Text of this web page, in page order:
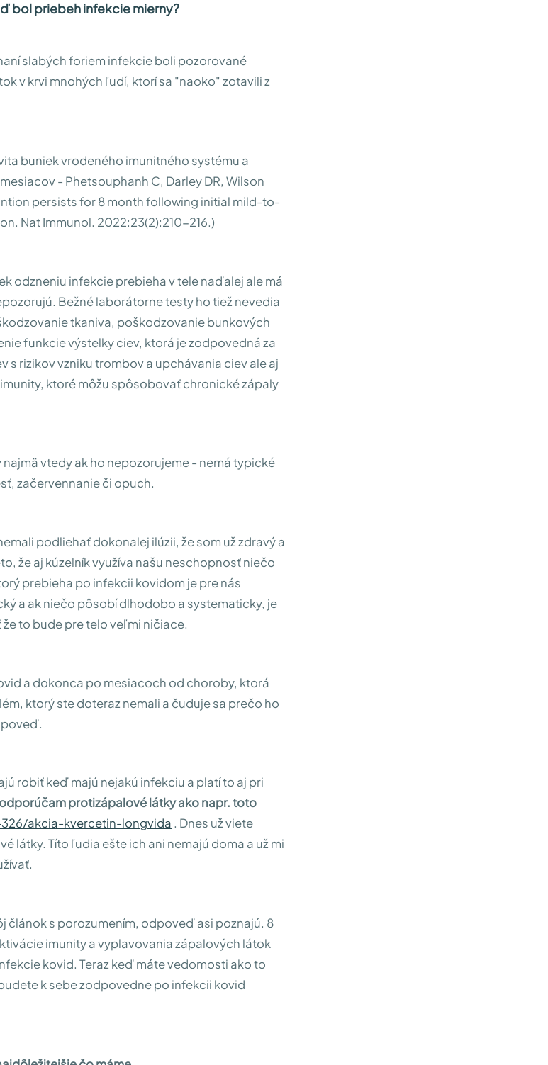
bol priebeh infekcie mierny?
slabých foriem infekcie boli pozorované
v krvi mnohých ľudí, ktorí sa "naoko" zotavili z
buniek vrodeného imunitného systému a
- Phetsouphanh C, Darley DR, Wilson
persists for 8 month following initial mild-to-
Nat Immunol. 2022:23(2):210-216.)
odzneniu infekcie prebieha v tele naďalej ale má
Bežné laborátorne testy ho tiež nevedia
tkaniva, poškodzovanie bunkových
funkcie výstelky ciev, ktorá je zodpovedná za
s rizikov vzniku trombov a upchávania ciev ale aj
ktoré môžu spôsobovať chronické zápaly
vtedy ak ho nepozorujeme - nemá typické
začervennanie či opuch.
podliehať dokonalej ilúzii, že som už zdravý a
že aj kúzelník využíva našu neschopnosť niečo
prebieha po infekcii kovidom je pre nás
a ak niečo pôsobí dlhodobo a systematicky, je
to bude pre telo veľmi ničiace.
a dokonca po mesiacoch od choroby, ktorá
ktorý ste doteraz nemali a čuduje sa prečo ho
robiť keď majú nejakú infekciu a platí to aj pri
protizápalové látky ako napr. toto
akcia-kvercetin-longvida . Dnes už viete
látky. Títo ľudia ešte ich ani nemajú doma a už mi
článok s porozumením, odpoveď asi poznajú. 8
imunity a vyplavovania zápalových látok
kovid. Teraz keď máte vedomosti ako to
k sebe zodpovedne po infekcii kovid